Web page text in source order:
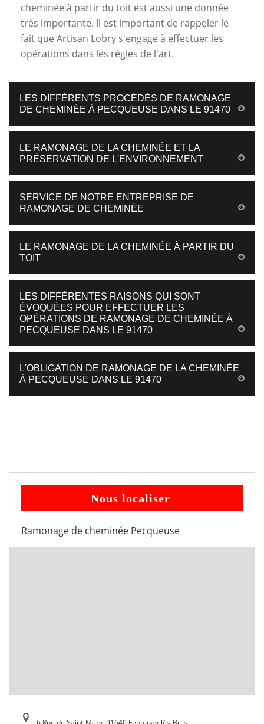
cheminée à partir du toit est aussi une donnée
très importante. Il est important de rappeler le
fait que Artisan Lobry s'engage à effectuer les
opérations dans les règles de l'art.
LES DIFFÉRENTS PROCÉDÉS DE RAMONAGE
DE CHEMINÉE À PECQUEUSE DANS LE 91470
LE RAMONAGE DE LA CHEMINÉE ET LA
PRÉSERVATION DE L'ENVIRONNEMENT
SERVICE DE NOTRE ENTREPRISE DE
RAMONAGE DE CHEMINÉE
LE RAMONAGE DE LA CHEMINÉE À PARTIR DU
TOIT
LES DIFFÉRENTES RAISONS QUI SONT
ÉVOQUÉES POUR EFFECTUER LES
OPÉRATIONS DE RAMONAGE DE CHEMINÉE À
PECQUEUSE DANS LE 91470
L'OBLIGATION DE RAMONAGE DE LA CHEMINÉE
À PECQUEUSE DANS LE 91470
Nous localiser
Ramonage de cheminée Pecqueuse